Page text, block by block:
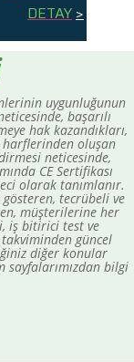
DETAY >
uygunluğunun
başarılı
hak kazandıkları,
harflerinden oluşan
neticesinde,
CE Sertifikası
olarak tanımlanır.
tecrübeli ve
müşterilerine her
iş bitirici test ve
güncel
diğer konular
sayfalarımızdan bilgi